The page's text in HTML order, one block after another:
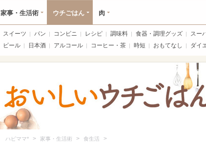
家事・生活術 ウチごはん 肉
スイーツ パン コンビニ レシピ 調味料 食器・調理グッズ スー
ビール
日本酒 アルコール コーヒー・茶 時短 おもてなし ダイ
ハピママ* > 家事・生活術 > 食生活 >